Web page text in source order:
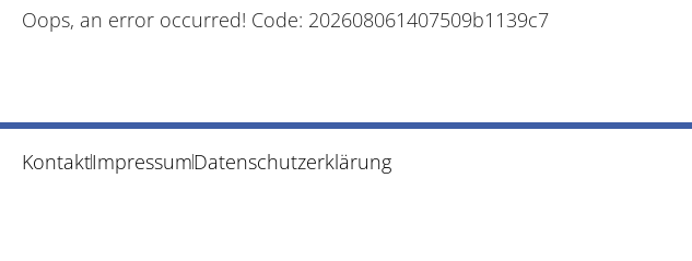
Oops, an error occurred! Code: 202608061407509b1139c7
KontaktImpressumDatenschutzerklärung